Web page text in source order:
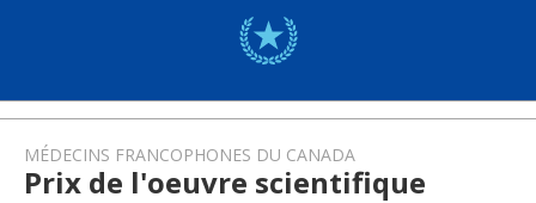
MÉDECINS FRANCOPHONES DU CANADA
Prix de l'oeuvre scientifique